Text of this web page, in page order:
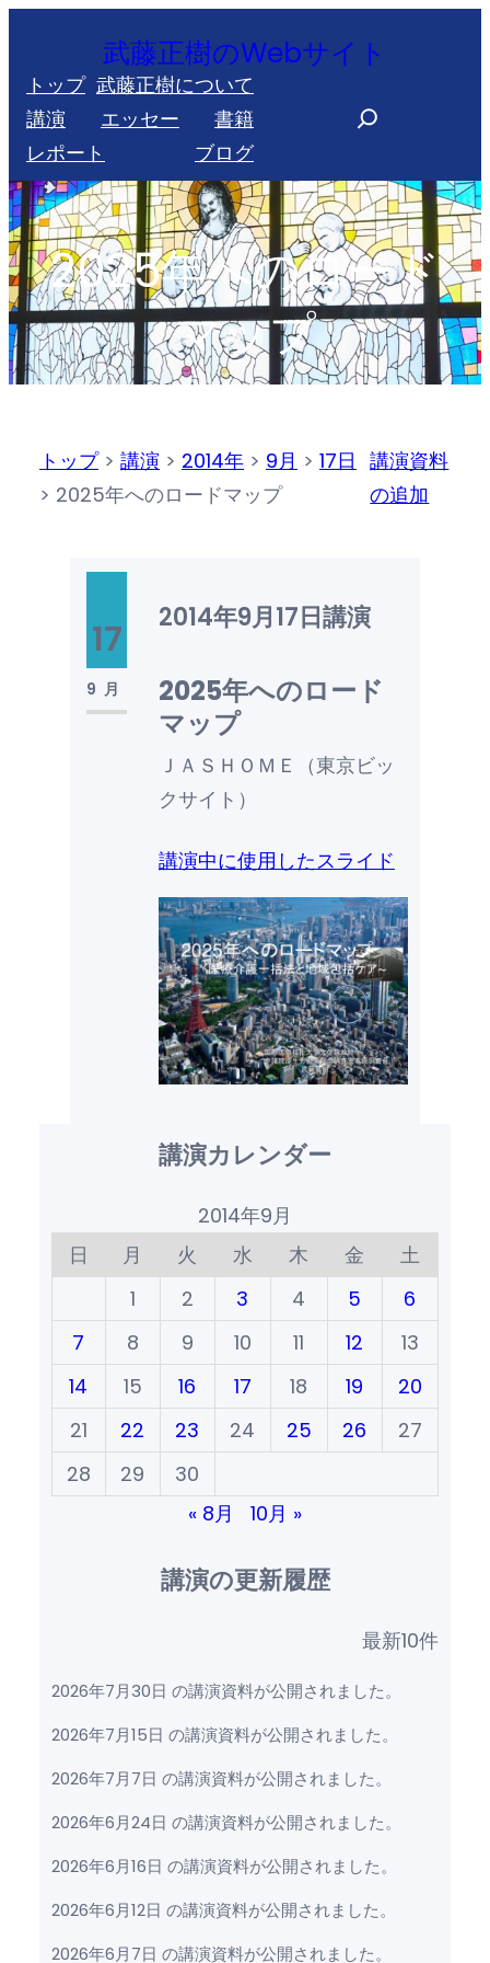
を
ス
キ
ッ
プ
武藤正樹のWebサイト
トップ 武藤正樹について
講演
エッセー
書籍
レポート
ブログ
r
c
h
2025年へのロード
マップ
トップ> 講演 > 2014年 > 9月 > 17日
> 2025年へのロードマップ
講演資料
の追加
17
9月
2014年9月17日講演
2025年へのロード
マップ
ＪＡＳＨＯＭＥ（東京ビッ
クサイト）
講演中に使用したスライド
講演カレンダー
2014年9月
日
月 火 水 木 金
土
1
2 3 4 5
6
7
8 9 10 11 12
13
14
15 16 17 18 19
20
21
22 23 24 25 26
27
28
29
30
« 8月
10月 »
講演の更新履歴
最新10件
2026年7月30日 の講演資料が公開されました。
2026年7月15日 の講演資料が公開されました。
2026年7月7日 の講演資料が公開されました。
2026年6月24日 の講演資料が公開されました。
2026年6月16日 の講演資料が公開されました。
2026年6月12日 の講演資料が公開されました。
2026年6月7日 の講演資料が公開されました。